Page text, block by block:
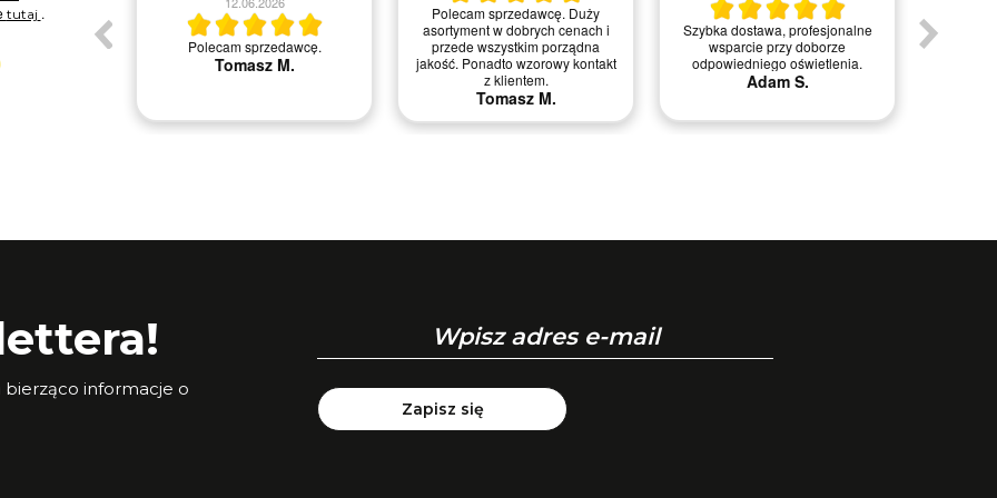
tutaj .ze
w doborze
osoby
.
Polecam sprzedawcę.
Tomasz M.
Polecam sprzedawcę. Duży
asortyment w dobrych cenach i
przede wszystkim porządna
jakość. Ponadto wzorowy kontakt
z klientem.
Tomasz M.
Szybka dostawa, profesjonalne
wsparcie przy doborze
odpowiedniego oświetlenia.
Adam S.
bierząco informacje o
Zapisz się